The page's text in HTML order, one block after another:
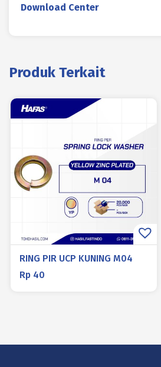
Download Center
Produk Terkait
RING PIR UCP KUNING M04
Rp 40